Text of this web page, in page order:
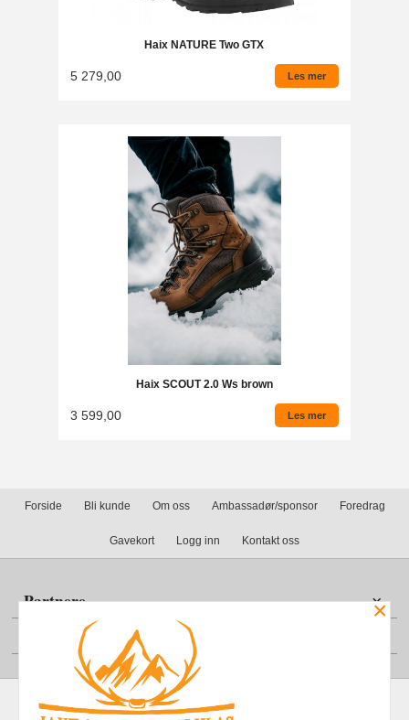
Haix NATURE Two GTX
5 279,00 Les mer
Haix SCOUT 2.0 Ws brown
3 599,00 Les mer
Forside Bli kunde Om oss Ambassadør/sponsor Foredrag
Gavekort Logg inn Kontakt oss
Partnere
Din konto
×